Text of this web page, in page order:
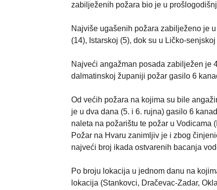
zabilježenih požara bio je u
Najviše ugašenih požara zabilježeno je
(14), Istarskoj (5), dok su u Ličko-
Najveći angažman posada zabilježen je
dalmatinskoj županiji požar gasilo 6
Od većih požara na kojima su bile
je u dva dana (5. i 6. rujna) gasilo 6
naleta na požarištu te požar u Vodicama
Požar na Hvaru zanimljiv je i zbog
najveći broj ikada ostvarenih bacanja
Po broju lokacija u jednom danu na
lokacija (Stankovci, Dračevac-Zadar,